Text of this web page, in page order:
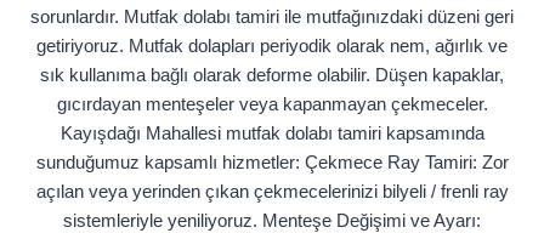
sorunlardır. Mutfak dolabı tamiri ile mutfağınızdaki düzeni geri
getiriyoruz. Mutfak dolapları periyodik olarak nem, ağırlık ve
sık kullanıma bağlı olarak deforme olabilir. Düşen kapaklar,
gıcırdayan menteşeler veya kapanmayan çekmeceler.
Kayışdağı Mahallesi mutfak dolabı tamiri kapsamında
sunduğumuz kapsamlı hizmetler: Çekmece Ray Tamiri: Zor
açılan veya yerinden çıkan çekmecelerinizi bilyeli / frenli ray
sistemleriyle yeniliyoruz. Menteşe Değişimi ve Ayarı: